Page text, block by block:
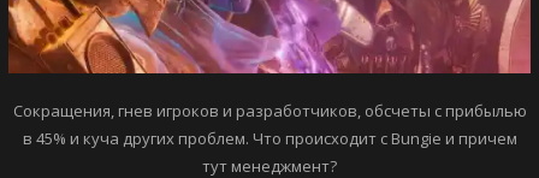
Сокращения, гнев игроков и разработчиков, обсчеты с прибылью
в 45% и куча других проблем. Что происходит с Bungie и причем
тут менеджмент?